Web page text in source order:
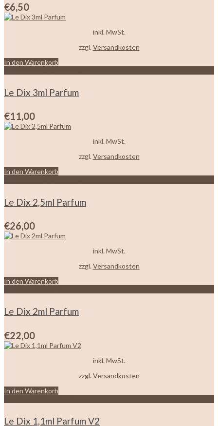
€6,50
inkl. MwSt.
zzgl. Versandkosten
In den Warenkorb
Le Dix 3ml Parfum
€11,00
inkl. MwSt.
zzgl.Versandkosten
In den Warenkorb
Le Dix 2,5ml Parfum
€26,00
inkl. MwSt.
zzgl. Versandkosten
In den Warenkorb
Le Dix 2ml Parfum
€22,00
inkl. MwSt.
zzgl. Versandkosten
In den Warenkorb
Le Dix 1,1ml Parfum V2